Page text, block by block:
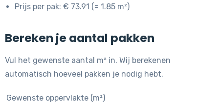
Prijs per pak: € 73.91 (= 1.85 m²)
Bereken je aantal pakken
Vul het gewenste aantal m² in. Wij berekenen
automatisch hoeveel pakken je nodig hebt.
Gewenste oppervlakte (m²)